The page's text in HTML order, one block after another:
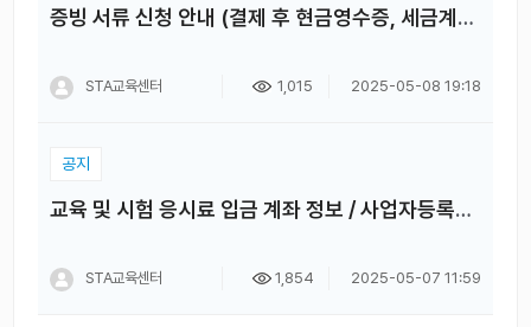
증빙 서류 신청 안내 (결제 후 현금영수증, 세금계산서 등)
STA교육센터 1,015 2025-05-08 19:18
공지
교육 및 시험 응시료 입금 계좌 정보 / 사업자등록증 다운로드
STA교육센터 1,854 2025-05-07 11:59